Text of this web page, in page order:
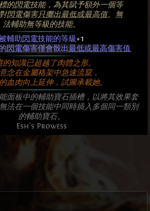
的閃電技能，為其賦予額外一個等
閃電傷害只擲出最低或最高值。無
法輔助無等級的技能。
輔助閃電技能的等級+1
閃電傷害僅會骰出最低或最高傷害值
的知識已超越了肉體之形。
念在金屬格架中急速流竄，
血肉向上延伸，試圖承載她。
面板中的輔助寶石插槽，以將其效果套
法在一個技能中同時插入多個同一類別
的輔助寶石。
Esh's Prowess